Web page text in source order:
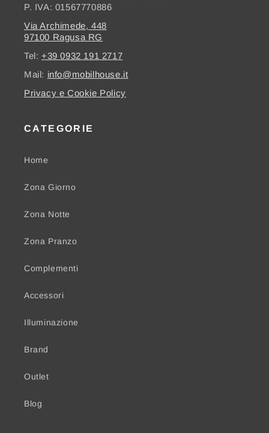
P. IVA: 01567770886
Via Archimede, 448
97100 Ragusa RG
Tel: +39 0932 191 2717
Mail: info@mobilhouse.it
Privacy e Cookie Policy
CATEGORIE
Home
Zona Giorno
Zona Notte
Zona Pranzo
Complementi
Accessori
Illuminazione
Brand
Outlet
Blog